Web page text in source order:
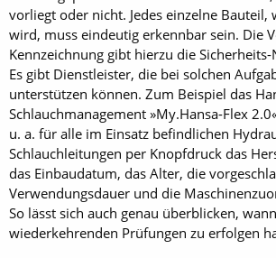
vorliegt oder nicht. Jedes einzelne Bauteil,
wird, muss eindeutig erkennbar sein. Die
Kennzeichnung gibt hierzu die Sicherheits-
Es gibt Dienstleister, die bei solchen
unterstützen können. Zum Beispiel das
Schlauchmanagement »My.Hansa-Flex
u. a. für alle im Einsatz befindlichen
Schlauchleitungen per Knopfdruck das
das Einbaudatum, das Alter, die
Verwendungsdauer und die
So lässt sich auch genau überblicken,
wiederkehrenden Prüfungen zu erfolgen